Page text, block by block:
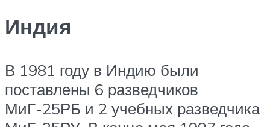
Индия
В 1981 году в Индию были
поставлены 6 разведчиков
МиГ-25РБ и 2 учебных разведчика